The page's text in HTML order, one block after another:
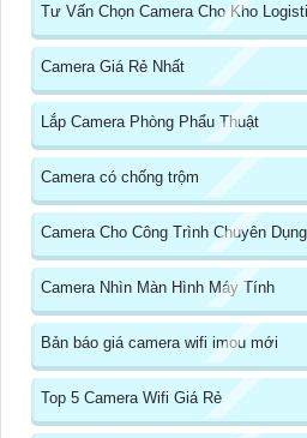
Tư Vấn Chọn Camera Cho Kho
Camera Giá Rẻ Nhất
Lắp Camera Phòng Phẩu Thuật
Camera có chống trộm
Camera Cho Công Trình Chuyên Dụng
Camera Nhìn Màn Hình Máy Tính
Bản báo giá camera wifi imou mới
Top 5 Camera Wifi Giá Rẻ